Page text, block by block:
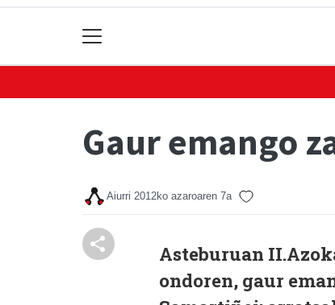
Gaur emango
Aiurri 2012ko azaroaren 7a
Asteburuan
ondoren, gaur